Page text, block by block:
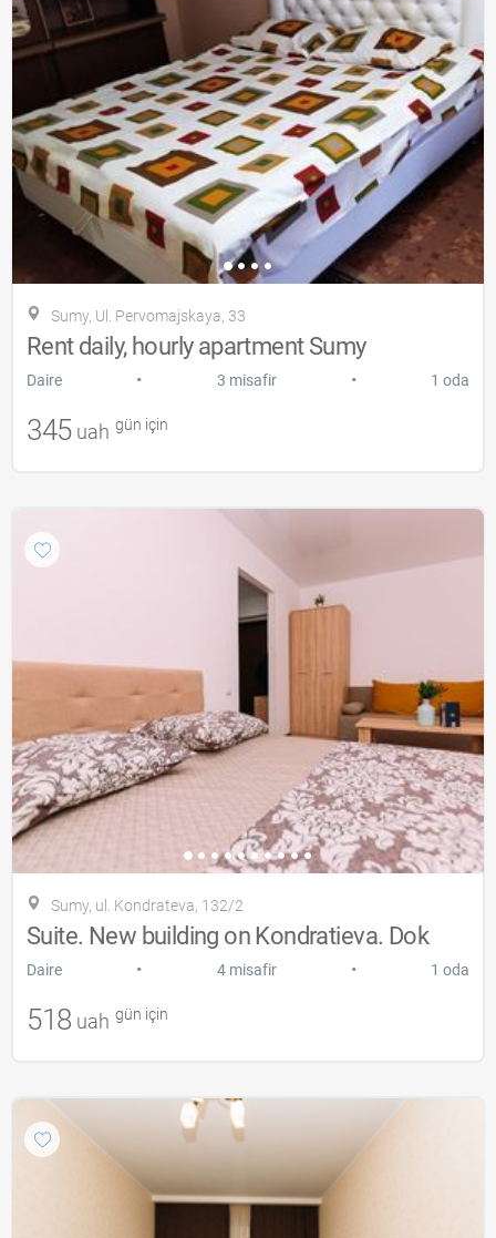
Sumy, Ul. Pervomajskaya, 33
Rent daily, hourly apartment Sumy
Daire • 3 misafir • 1 oda
345 uah gün için
Sumy, ul. Kondrateva, 132/2
Suite. New building on Kondratieva. Dok
Daire • 4 misafir • 1 oda
518 uah gün için